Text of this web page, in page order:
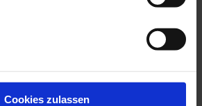
Cookies zulassen
you’ll like these